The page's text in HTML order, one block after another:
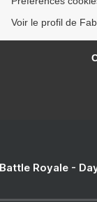
Voir le profil de
Royale -